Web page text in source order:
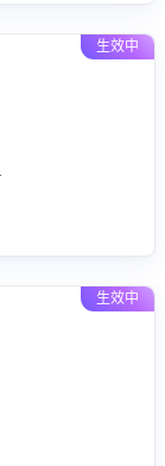
生效中
生效中